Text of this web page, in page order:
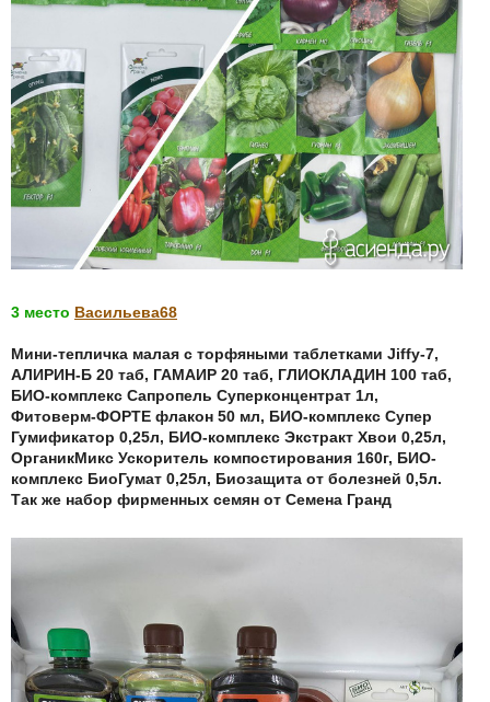
3 место Васильева68
Мини-тепличка малая с торфяными таблетками Jiffy-7,
АЛИРИН-Б 20 таб, ГАМАИР 20 таб, ГЛИОКЛАДИН 100 таб,
БИО-комплекс Сапропель Суперконцентрат 1л,
Фитоверм-ФОРТЕ флакон 50 мл, БИО-комплекс Супер
Гумификатор 0,25л, БИО-комплекс Экстракт Хвои 0,25л,
ОрганикМикс Ускоритель компостирования 160г, БИО-
комплекс БиоГумат 0,25л, Биозащита от болезней 0,5л.
Так же набор фирменных семян от Семена Гранд